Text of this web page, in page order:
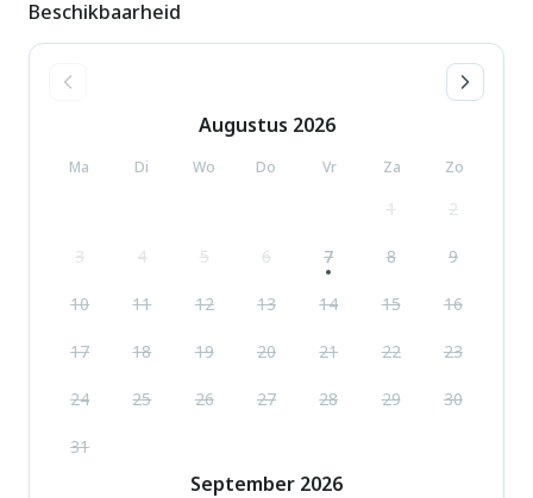
Beschikbaarheid
Augustus 2026
Ma Di Wo Do Vr Za Zo
1 2
3 4 5 6 7 8 9
10 11 12 13 14 15 16
17 18 19 20 21 22 23
24 25 26 27 28 29 30
31
September 2026